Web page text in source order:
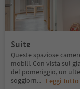
Suite
Queste spaziose
mobili. Con vista sul
del pomeriggio, un
soggiorn... Leggi tutto